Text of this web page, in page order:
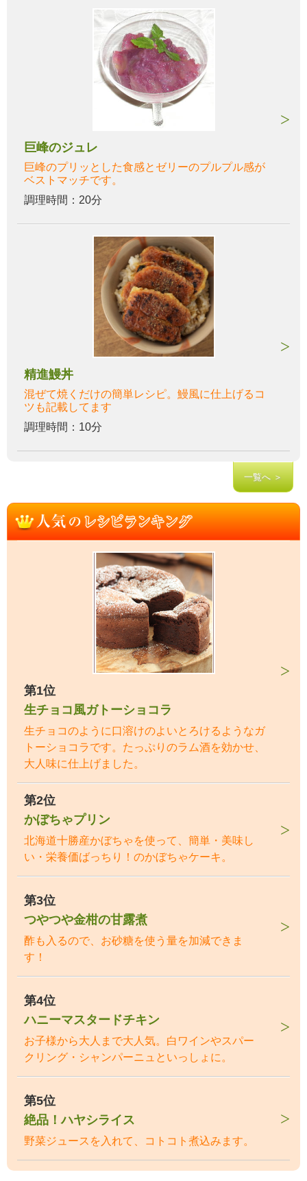
巨峰のジュレ
巨峰のプリッとした食感とゼリーのプルプル感が
ベストマッチです。
調理時間：20分
精進鰻丼
混ぜて焼くだけの簡単レシピ。鰻風に仕上げるコ
ツも記載してます
調理時間：10分
一覧へ ＞
第1位
生チョコ風ガトーショコラ
生チョコのように口溶けのよいとろけるようなガ
トーショコラです。たっぷりのラム酒を効かせ、
大人味に仕上げました。
第2位
かぼちゃプリン
北海道十勝産かぼちゃを使って、簡単・美味し
い・栄養価ばっちり！のかぼちゃケーキ。
第3位
つやつや金柑の甘露煮
酢も入るので、お砂糖を使う量を加減できま
す！
第4位
ハニーマスタードチキン
お子様から大人まで大人気。白ワインやスパー
クリング・シャンパーニュといっしょに。
第5位
絶品！ハヤシライス
野菜ジュースを入れて、コトコト煮込みます。